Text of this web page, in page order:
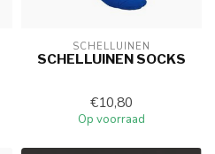
SCHELLUINEN
SCHELLUINEN SOCKS
€10,80
Op voorraad